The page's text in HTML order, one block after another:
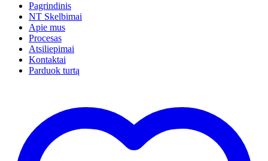
Pagrindinis
NT Skelbimai
Apie mus
Procesas
Atsiliepimai
Kontaktai
Parduok turtą